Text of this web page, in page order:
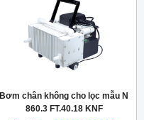
Bơm chân không cho lọc mẫu N
860.3 FT.40.18 KNF